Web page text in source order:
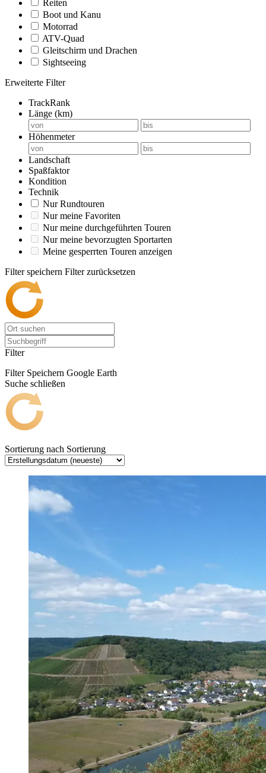
Reiten
Boot und Kanu
Motorrad
ATV-Quad
Gleitschirm und Drachen
Sightseeing
Erweiterte Filter
TrackRank
Länge (km)
Höhenmeter
Landschaft
Spaßfaktor
Kondition
Technik
Nur Rundtouren
Nur meine Favoriten
Nur meine durchgeführten Touren
Nur meine bevorzugten Sportarten
Meine gesperrten Touren anzeigen
Filter speichern Filter zurücksetzen
Filter
Filter Speichern Google Earth
Suche schließen
Sortierung nach Sortierung